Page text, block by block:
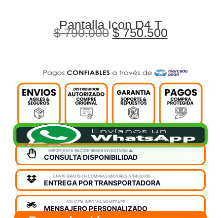
Pantalla Icon D4 T
$790.000 $750.500
IMPORTANTE RECONFIRMAR INVENTARIO ⚠️
CONSULTA DISPONIBILIDAD
ENVIO GRATIS EN COMPRAS MAYORES A $450,000
ENTREGA POR TRANSPORTADORA
SOLICITA INFO VIA WHATSAPP
MENSAJERO PERSONALIZADO